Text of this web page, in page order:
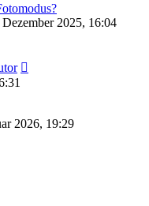
2025, 16:04
2026, 19:29